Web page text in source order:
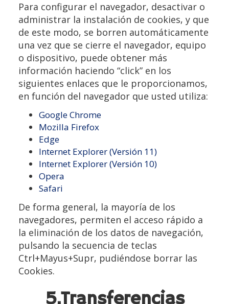
Para configurar el navegador, desactivar o
administrar la instalación de cookies, y que
de este modo, se borren automáticamente
una vez que se cierre el navegador, equipo
o dispositivo, puede obtener más
información haciendo “click” en los
siguientes enlaces que le proporcionamos,
en función del navegador que usted utiliza:
Google Chrome
Mozilla Firefox
Edge
Internet Explorer (Versión 11)
Internet Explorer (Versión 10)
Opera
Safari
De forma general, la mayoría de los
navegadores, permiten el acceso rápido a
la eliminación de los datos de navegación,
pulsando la secuencia de teclas
Ctrl+Mayus+Supr, pudiéndose borrar las
Cookies.